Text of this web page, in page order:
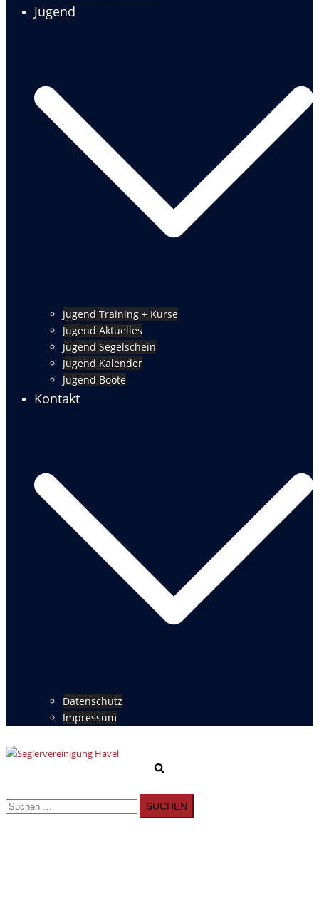
Jugend
Jugend Training + Kurse
Jugend Aktuelles
Jugend Segelschein
Jugend Kalender
Jugend Boote
Kontakt
Datenschutz
Impressum
umschalten
Suchen
nach: